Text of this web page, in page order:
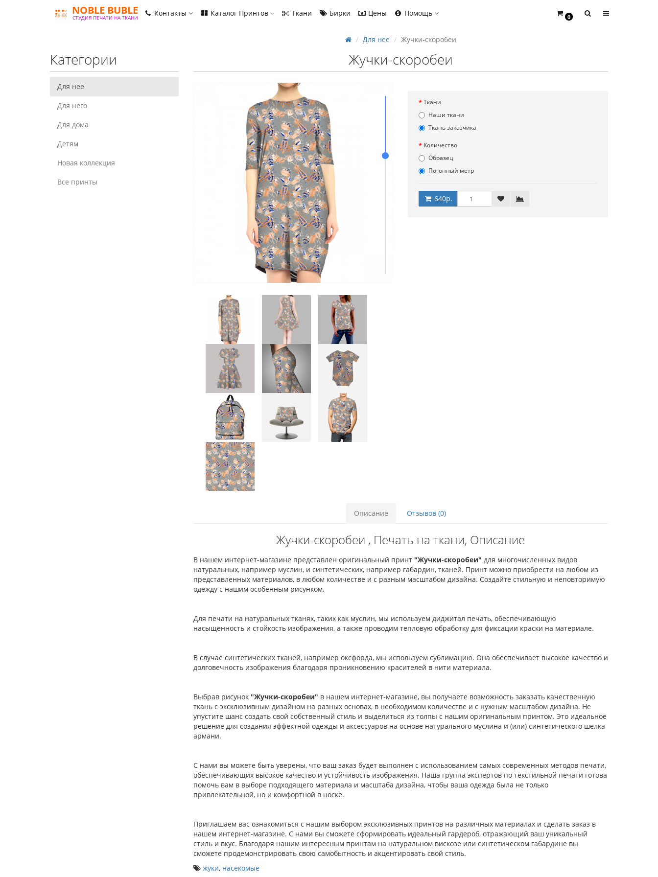
NOBLE BUBLE
СТУДИЯ ПЕЧАТИ НА ТКАНИ Контакты Каталог Принтов Ткани Бирки Цены Помощь 0
Категории
Для нее
Для него
Для дома
Детям
Новая коллекция
Все принты
Для нее Жучки-скоробеи
Жучки-скоробеи
Ткани
Наши ткани
Ткань заказчика
Количество
Образец
Погонный метр
640р.
Описание Отзывов (0)
Жучки-скоробеи , Печать на ткани, Описание
В нашем интернет-магазине представлен оригинальный принт "Жучки-скоробеи" для многочисленных видов
натуральных, например муслин, и синтетических, например габардин, тканей. Принт можно приобрести на любом из
представленных материалов, в любом количестве и с разным масштабом дизайна. Создайте стильную и неповторимую
одежду с нашим особенным рисунком.
Для печати на натуральных тканях, таких как муслин, мы используем диджитал печать, обеспечивающую
насыщенность и стойкость изображения, а также проводим тепловую обработку для фиксации краски на материале.
В случае синтетических тканей, например оксфорда, мы используем сублимацию. Она обеспечивает высокое качество и
долговечность изображения благодаря проникновению красителей в нити материала.
Выбрав рисунок "Жучки-скоробеи" в нашем интернет-магазине, вы получаете возможность заказать качественную
ткань с эксклюзивным дизайном на разных основах, в необходимом количестве и с нужным масштабом дизайна. Не
упустите шанс создать свой собственный стиль и выделиться из толпы с нашим оригинальным принтом. Это идеальное
решение для создания эффектной одежды и аксессуаров на основе натурального муслина и (или) синтетического шелка
армани.
С нами вы можете быть уверены, что ваш заказ будет выполнен с использованием самых современных методов печати,
обеспечивающих высокое качество и устойчивость изображения. Наша группа экспертов по текстильной печати готова
помочь вам в выборе подходящего материала и масштаба дизайна, чтобы ваша одежда была не только
привлекательной, но и комфортной в носке.
Приглашаем вас ознакомиться с нашим выбором эксклюзивных принтов на различных материалах и сделать заказ в
нашем интернет-магазине. С нами вы сможете сформировать идеальный гардероб, отражающий ваш уникальный
стиль и вкус. Благодаря нашим интересным принтам на натуральном вискозе или синтетическом габардине вы
сможете продемонстрировать свою самобытность и акцентировать свой стиль.
жуки, насекомые